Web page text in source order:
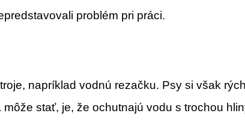
problém pri práci.
napríklad vodnú rezačku. Psy si však
môže stať, je, že ochutnajú vodu s trochou